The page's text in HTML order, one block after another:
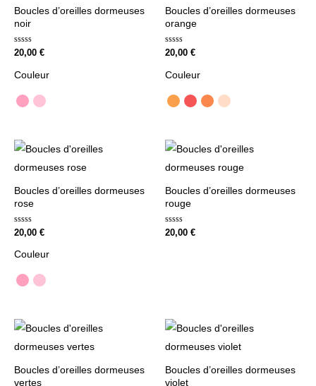
Boucles d’oreilles dormeuses
noir
Note
5
20,00 €
Couleur
Boucles d’oreilles dormeuses
orange
Note
5
20,00 €
Couleur
Boucles d’oreilles dormeuses
rose
Note
sur
5
20,00 €
Couleur
Boucles d’oreilles dormeuses
rouge
Note
20,00 €
Boucles d’oreilles dormeuses
vertes
Boucles d’oreilles dormeuses
violet